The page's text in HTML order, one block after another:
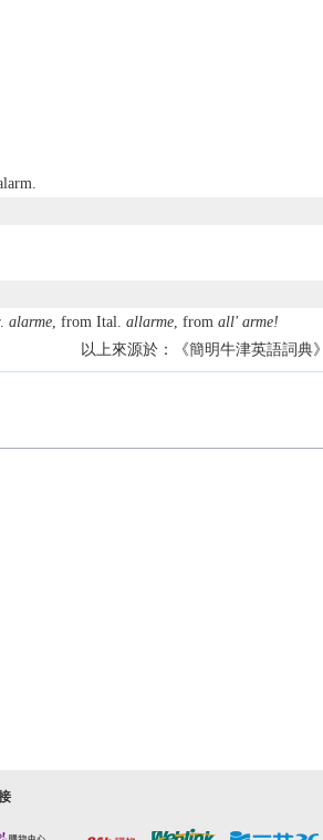
alarme, from Ital. allarme, from all' arme!
以上來源於：《簡明牛津英語詞典》